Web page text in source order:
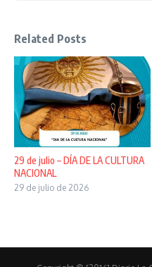
Related Posts
29 de julio – DÍA DE LA CULTURA
NACIONAL
29 de julio de 2026